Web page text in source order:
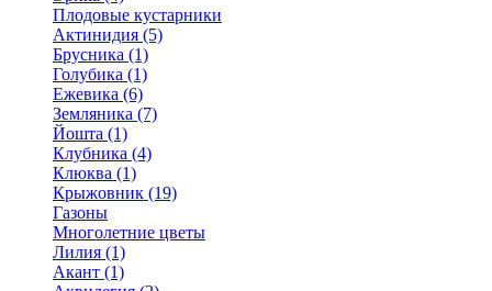
Плодовые кустарники
Актинидия (5)
Брусника (1)
Голубика (1)
Ежевика (6)
Земляника (7)
Йошта (1)
Клубника (4)
Клюква (1)
Крыжовник (19)
Газоны
Многолетние цветы
Лилия (1)
Акант (1)